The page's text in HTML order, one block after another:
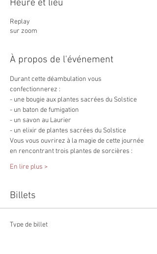
Heure et lieu
Replay
sur zoom
À propos de l'événement
Durant cette déambulation vous
confectionnerez :
- une bougie aux plantes sacrées du Solstice
- un baton de fumigation
- un savon au Laurier
- un elixir de plantes sacrées du Solstice
Vous vous ouvrirez à la magie de cette journée
en rencontrant trois plantes de sorcières :
En lire plus >
Billets
Type de billet